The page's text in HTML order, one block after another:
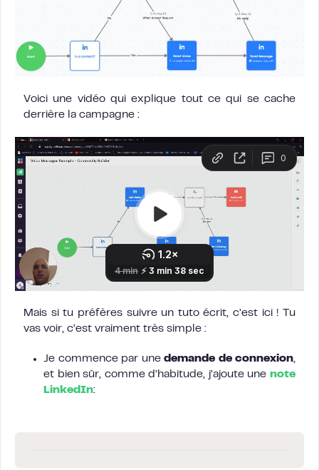
Voici une vidéo qui explique tout ce qui se cache
derrière la campagne :
Mais si tu préfères suivre un tuto écrit, c’est ici ! Tu
vas voir, c’est vraiment très simple :
Je commence par une demande de connexion
et bien sûr, comme d’habitude, j’ajoute une note
LinkedIn: